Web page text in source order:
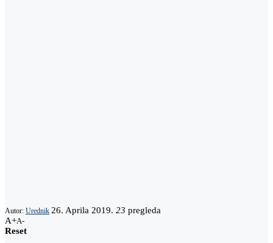
Autor: Urednik 26. Aprila 2019. 23 pregleda
A+A-
Reset